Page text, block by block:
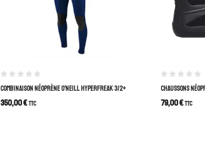
COMBINAISON NÉOPRÈNE O’NEILL HYPERFREAK 3/2+
350,00€TTC
CHAUSSONS
79,00€TTC